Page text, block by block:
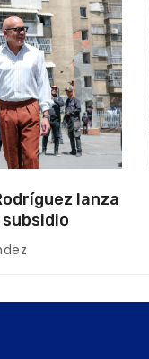
lanza
con Juntas